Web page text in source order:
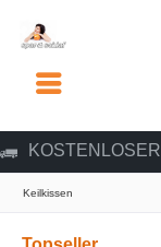
Keilkissen